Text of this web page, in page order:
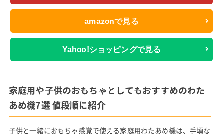
amazonで見る
Yahoo!ショッピングで見る
家庭用や子供のおもちゃとしてもおすすめのわた
あめ機7選 値段順に紹介
子供と一緒におもちゃ感覚で使える家庭用わたあめ機は、手頃な